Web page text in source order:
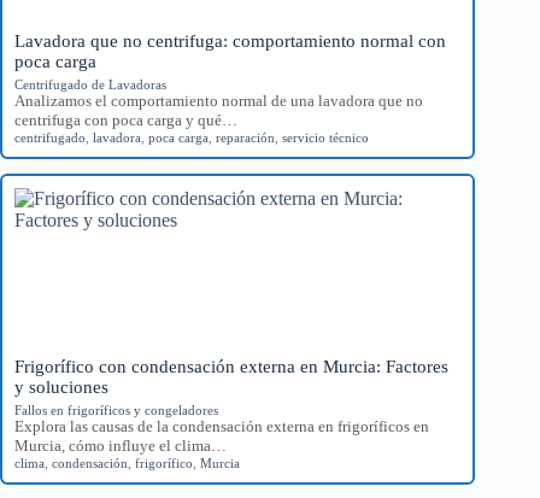
Lavadora que no centrifuga: comportamiento normal con
poca carga
Centrifugado de Lavadoras
Analizamos el comportamiento normal de una lavadora que no
centrifuga con poca carga y qué…
centrifugado lavadora poca carga reparación servicio técnico
Frigorífico con condensación externa en Murcia: Factores
y soluciones
Fallos en frigoríficos y congeladores
Explora las causas de la condensación externa en frigoríficos en
Murcia, cómo influye el clima…
clima condensación frigorífico Murcia